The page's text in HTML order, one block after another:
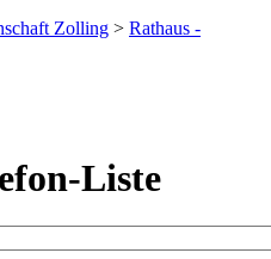
Zolling > Rathaus -
Liste